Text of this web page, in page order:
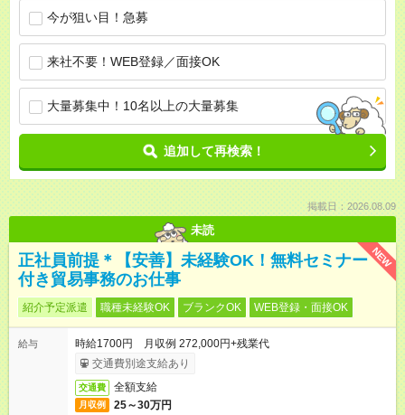
今が狙い目！急募
来社不要！WEB登録／面接OK
大量募集中！10名以上の大量募集
追加して再検索！
掲載日：2026.08.09
未読
NEW
正社員前提＊【安善】未経験OK！無料セミナー
付き貿易事務のお仕事
紹介予定派遣 職種未経験OK ブランクOK WEB登録・面接OK
給与
時給1700円 月収例 272,000円+残業代
交通費別途支給あり
交通費 全額支給
月収例 25～30万円